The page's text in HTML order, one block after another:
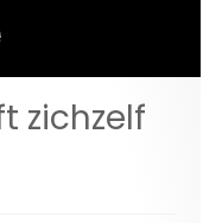
zichzelf